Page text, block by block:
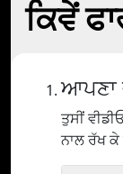
ਕਿਵੇਂ
ਆਪਣਾ
ਤੁਸੀਂ
ਨਾਲ ਰੱਖ